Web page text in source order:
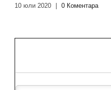
10 юли 2020 | 0 Коментара